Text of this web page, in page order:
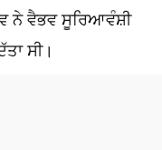
ਨੇ ਵੈਭਵ ਸੂਰਿਆਵੰਸ਼ੀ
ਸੀ।